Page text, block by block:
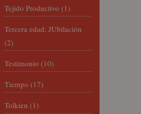
Tejido Productivo (1)
Tercera edad; JUbilación
(2)
Testimonio (10)
Tiempo (17)
Tolkien (1)